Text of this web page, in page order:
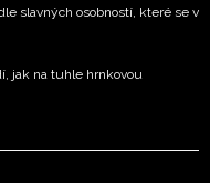
slavných osobností, které se v
jak na tuhle hrnkovou